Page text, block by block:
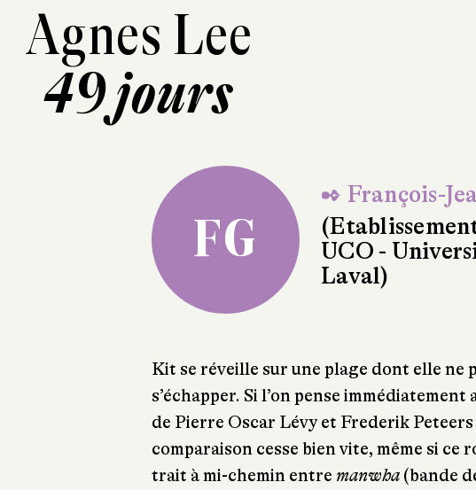
Agnes Lee
49 jours
FG
✒ François-
UCO -
Laval)
Kit se réveille sur une plage dont elle ne
s’échapper. Si l’on pense immédiatement
de Pierre Oscar Lévy et Frederik
comparaison cesse bien vite, même si ce
trait à mi-chemin entre manwha (bande